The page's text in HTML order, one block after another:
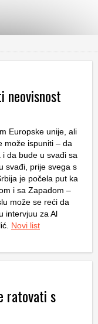
neovisnost
Europske unije, ali
može ispuniti – da
da bude u svađi sa
svađi, prije svega s
je počela put ka
i sa Zapadom –
može se reći da
intervjuu za Al
Novi list
ratovati s